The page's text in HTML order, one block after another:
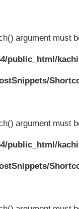
argument must
public_html/
argument must
public_html/